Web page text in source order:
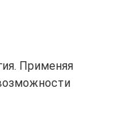
Применяя